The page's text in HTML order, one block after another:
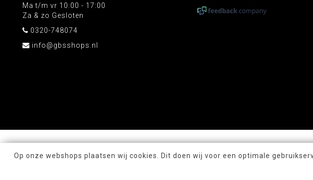
Ma t/m vr 10:00 - 17:00
Za & zo Gesloten
0320-748074
info@gbsshops.nl
Op onze webshops plaatsen wij cookies. Dit doen wij voor een optimale